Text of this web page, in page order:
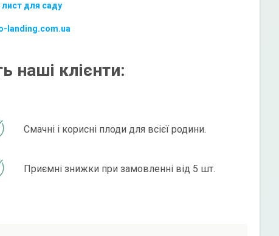
лист для саду
landing.com.ua
наші клієнти:
Смачні і корисні плоди для всієї родини.
Приємні знижки при замовленні від 5 шт.